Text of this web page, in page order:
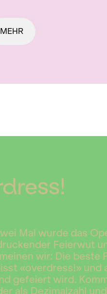
MEHR
Mal wurde das
Feierwut
wir: Die beste
«overdress!» und
gefeiert wird.
als Dezimalzahl